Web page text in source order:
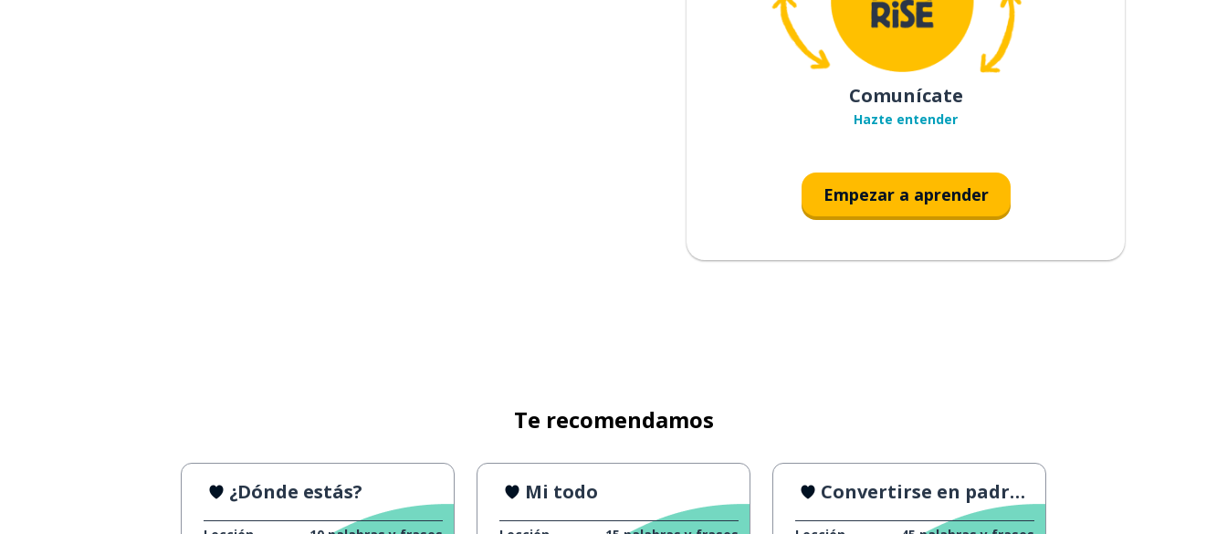
Comunícate
Hazte entender
Empezar a aprender
Te recomendamos
¿Dónde estás? Mi todo Convertirse en padre. ¡Ayuda!